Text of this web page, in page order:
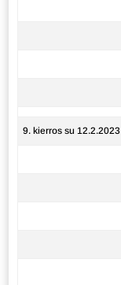
9. kierros su 12.2.2023